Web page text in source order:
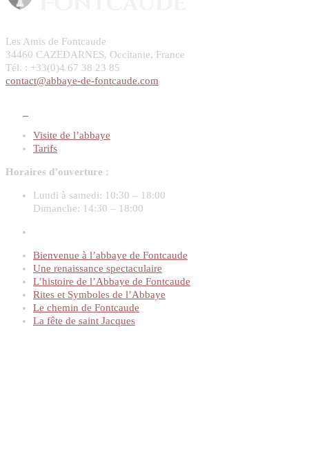
Les Amis de Fontcaude
34460 CAZEDARNES, Occitanie, France
Tél. : +33(0)4 67 38 23 85
contact@abbaye-de-fontcaude.com
Visite de l’abbaye
Tarifs
Horaires d’ouverture :
Lundi à samedi: 10:30 – 18:00
Dimanche: 14:30 – 18:00
Bienvenue à l’abbaye de Fontcaude
Une renaissance spectaculaire
L’histoire de l’Abbaye de Fontcaude
Rites et Symboles de l’Abbaye
Le chemin de Fontcaude
La fête de saint Jacques